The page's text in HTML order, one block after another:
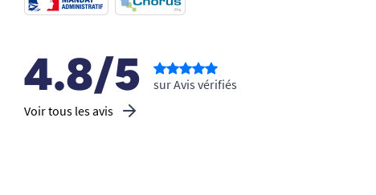
4.8/5
Voir tous les avis
sur Avis vérifiés